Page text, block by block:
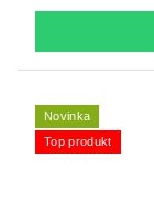
Novinka
Top produkt